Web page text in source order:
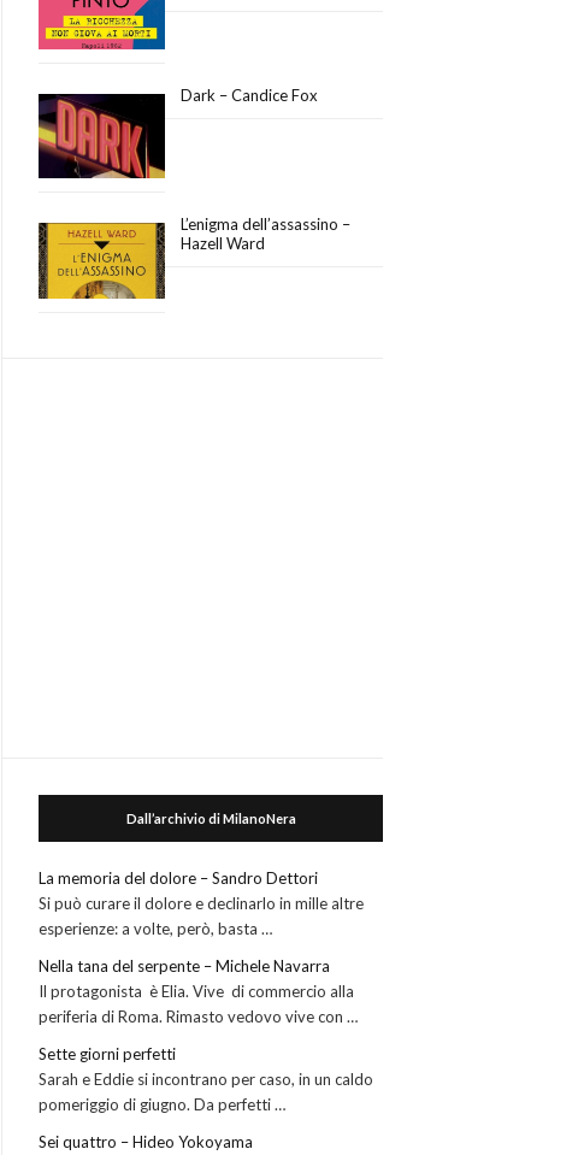
Dark – Candice Fox
L’enigma dell’assassino –
Hazell Ward
Dall’archivio di MilanoNera
La memoria del dolore – Sandro Dettori
Si può curare il dolore e declinarlo in mille altre
esperienze: a volte, però, basta …
Nella tana del serpente – Michele Navarra
Il protagonista è Elia. Vive di commercio alla
periferia di Roma. Rimasto vedovo vive con …
Sette giorni perfetti
Sarah e Eddie si incontrano per caso, in un caldo
pomeriggio di giugno. Da perfetti …
Sei quattro – Hideo Yokoyama